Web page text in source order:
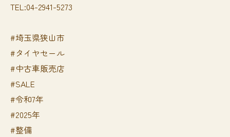
TEL:04-2941-5273
#埼玉県狭山市
#タイヤセール
#中古車販売店
#SALE
#令和7年
#2025年
#整備